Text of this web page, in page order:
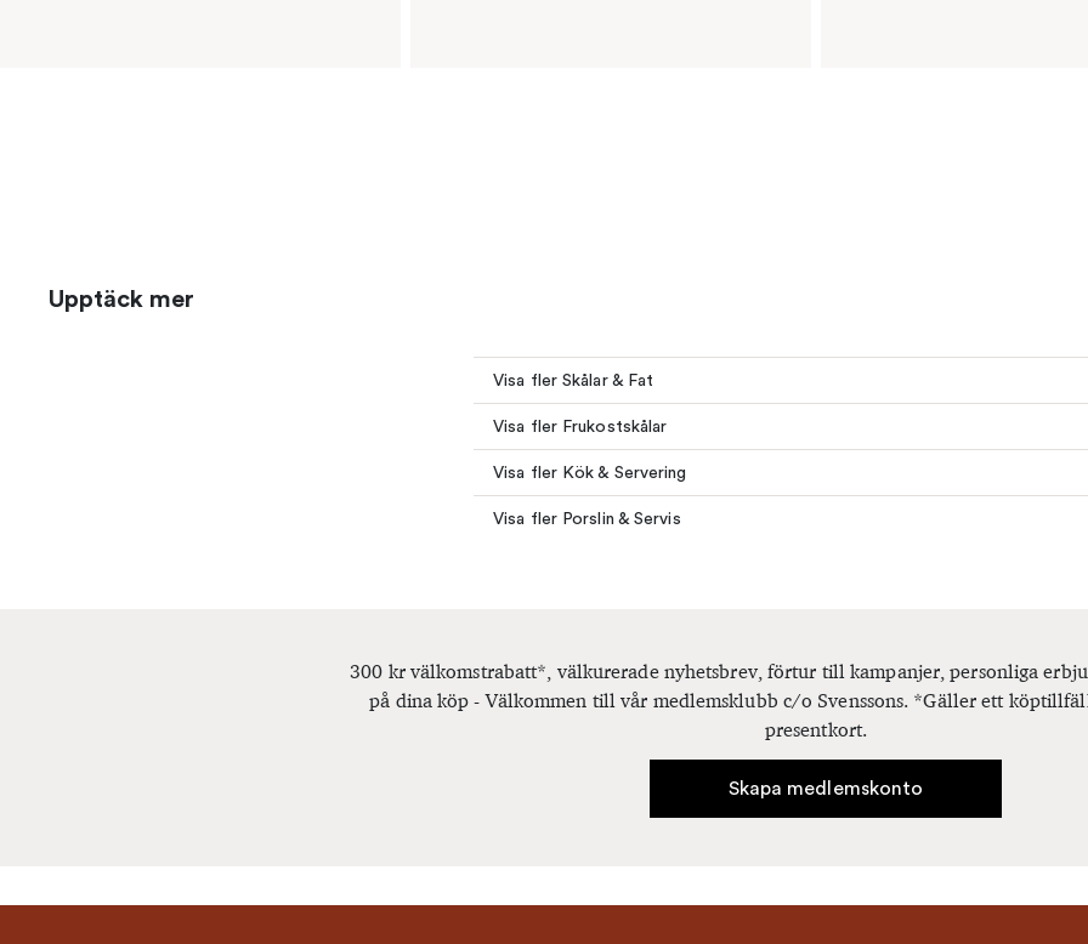
Upptäck mer
Visa fler Skålar & Fat
Visa fler Frukostskålar
Visa fler Kök & Servering
Visa fler Porslin & Servis
300 kr välkomstrabatt*, välkurerade nyhetsbrev, förtur till kampanjer, personliga
på dina köp - Välkommen till vår medlemsklubb c/o Svenssons. *Gäller ett
presentkort.
Skapa medlemskonto